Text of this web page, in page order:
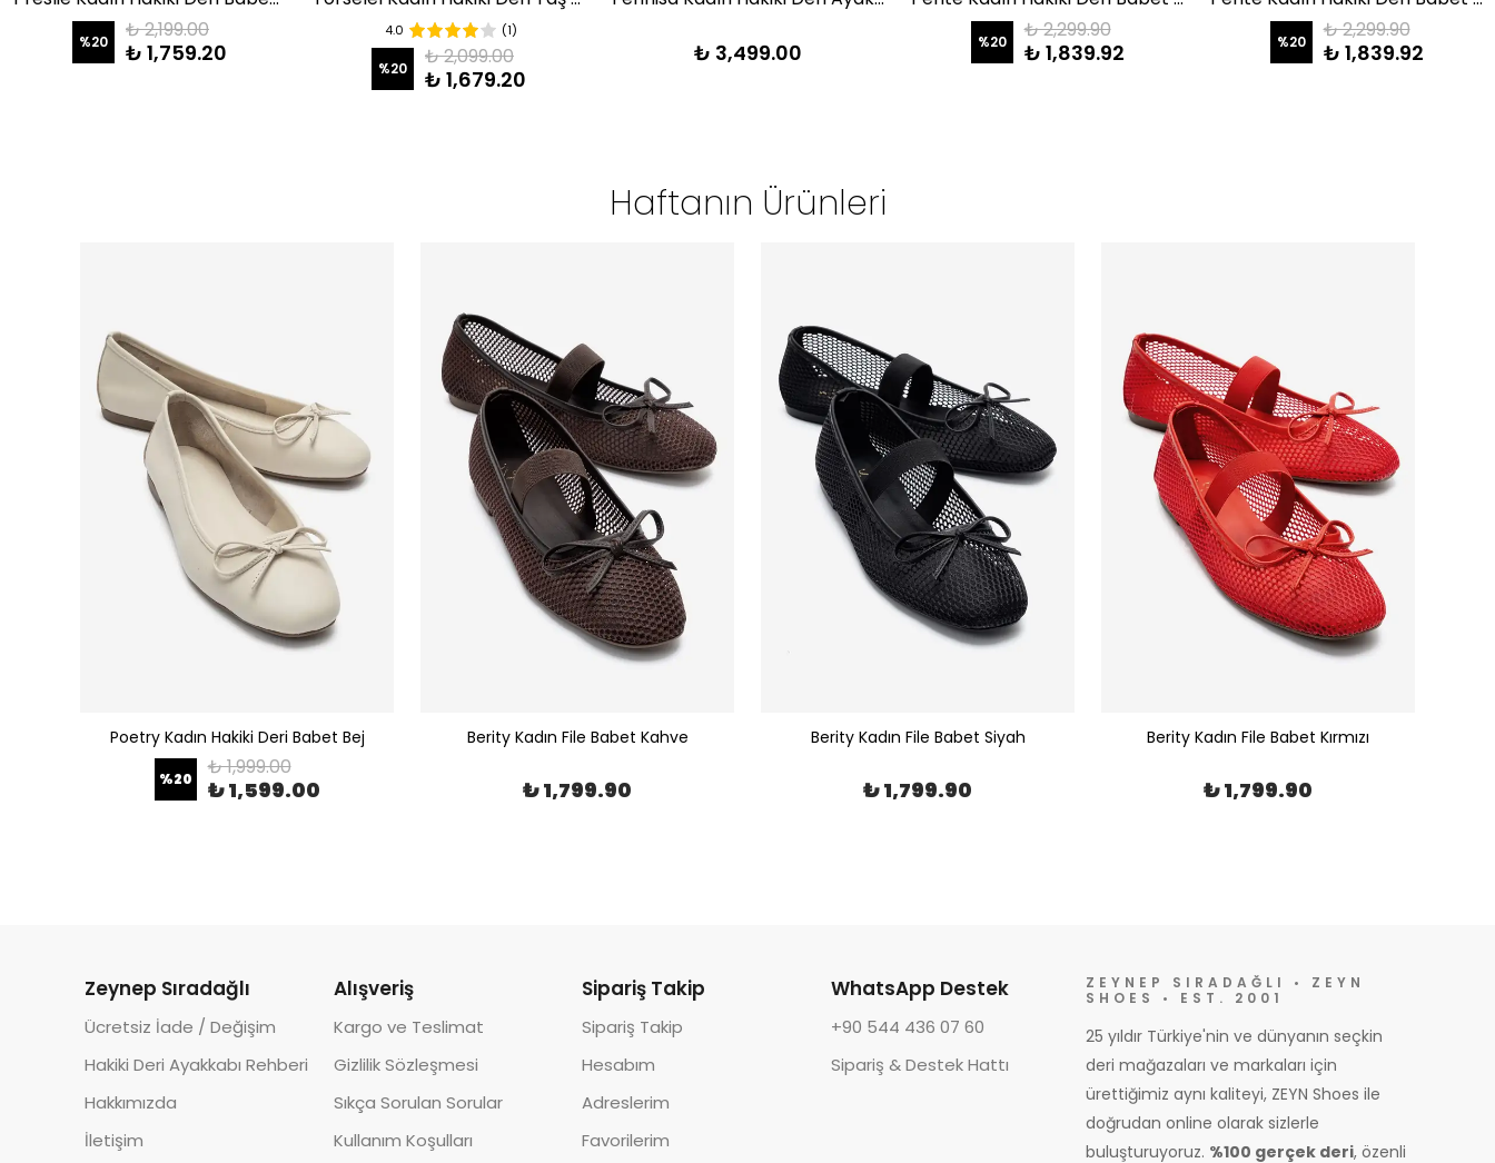
%20 ₺ 2,199.00
₺ 1,759.20
4.0 (1)
%20 ₺ 2,099.00
₺ 1,679.20
₺ 3,499.00 %20 ₺ 2,299.90
₺ 1,839.92 %20 ₺ 2,299.90
₺ 1,839.92
Haftanın Ürünleri
Poetry Kadın Hakiki Deri Babet Bej
%20 ₺ 1,999.00
₺ 1,599.00
Berity Kadın File Babet Kahve
₺ 1,799.90
Berity Kadın File Babet Siyah
₺ 1,799.90
Berity Kadın File Babet Kırmızı
₺ 1,799.90
Zeynep Sıradağlı
Ücretsiz İade / Değişim
Hakiki Deri Ayakkabı Rehberi
Hakkımızda
İletişim
Alışveriş
Kargo ve Teslimat
Gizlilik Sözleşmesi
Sıkça Sorulan Sorular
Kullanım Koşulları
Sipariş Takip
Sipariş Takip
Hesabım
Adreslerim
Favorilerim
WhatsApp Destek
+90 544 436 07 60
Sipariş & Destek Hattı
ZEYNEP SIRADAĞLI • ZEYN
SHOES • EST. 2001
25 yıldır Türkiye'nin ve dünyanın seçkin
deri mağazaları ve markaları için
ürettiğimiz aynı kaliteyi, ZEYN Shoes ile
doğrudan online olarak sizlerle
buluşturuyoruz. %100 gerçek deri, özenli